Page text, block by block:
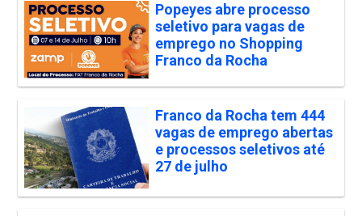
Popeyes abre processo
seletivo para vagas de
emprego no Shopping
Franco da Rocha
Franco da Rocha tem 444
vagas de emprego abertas
e processos seletivos até
27 de julho